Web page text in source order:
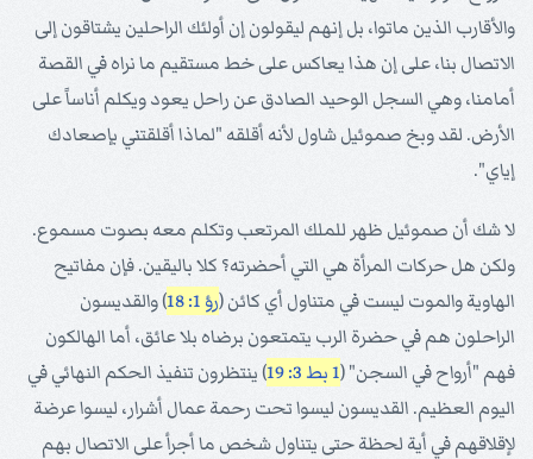
والأقارب الذين ماتوا، بل إنهم ليقولون إن أولئك الراحلين يشتاقون إلى
الاتصال بنا، على إن هذا يعاكس على خط مستقيم ما نراه في القصة
أمامنا، وهي السجل الوحيد الصادق عن راحل يعود ويكلم أناساً على
الأرض. لقد وبخ صموئيل شاول لأنه أقلقه "لماذا أقلقتني بإصعادك
إياي".
لا شك أن صموئيل ظهر للملك المرتعب وتكلم معه بصوت مسموع.
ولكن هل حركات المرأة هي التي أحضرته؟ كلا باليقين. فإن مفاتيح
الهاوية والموت ليست في متناول أي كائن (رؤ 1: 18
) والقديسون
الراحلون هم في حضرة الرب يتمتعون برضاه بلا عائق، أما الهالكون
فهم "أرواح في السجن" (1 بط 3: 19
) ينتظرون تنفيذ الحكم النهائي في
اليوم العظيم. القديسون ليسوا تحت رحمة عمال أشرار، ليسوا عرضة
لإقلاقهم في أية لحظة حتى يتناول شخص ما أجرأ على الاتصال بهم